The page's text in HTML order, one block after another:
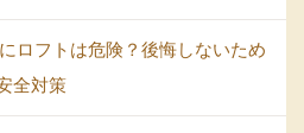
ロフトは危険？後悔しないため
全対策